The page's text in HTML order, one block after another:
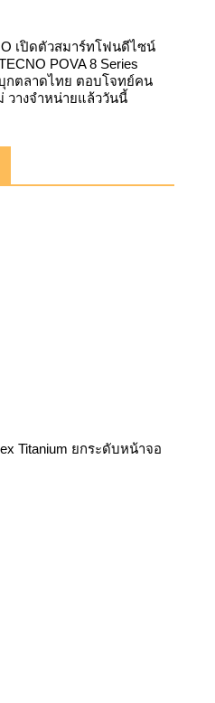
POVA 8 Series
กตลาดไทย ตอบโจทย์คน
วางจำหน่ายแล้ววันนี้